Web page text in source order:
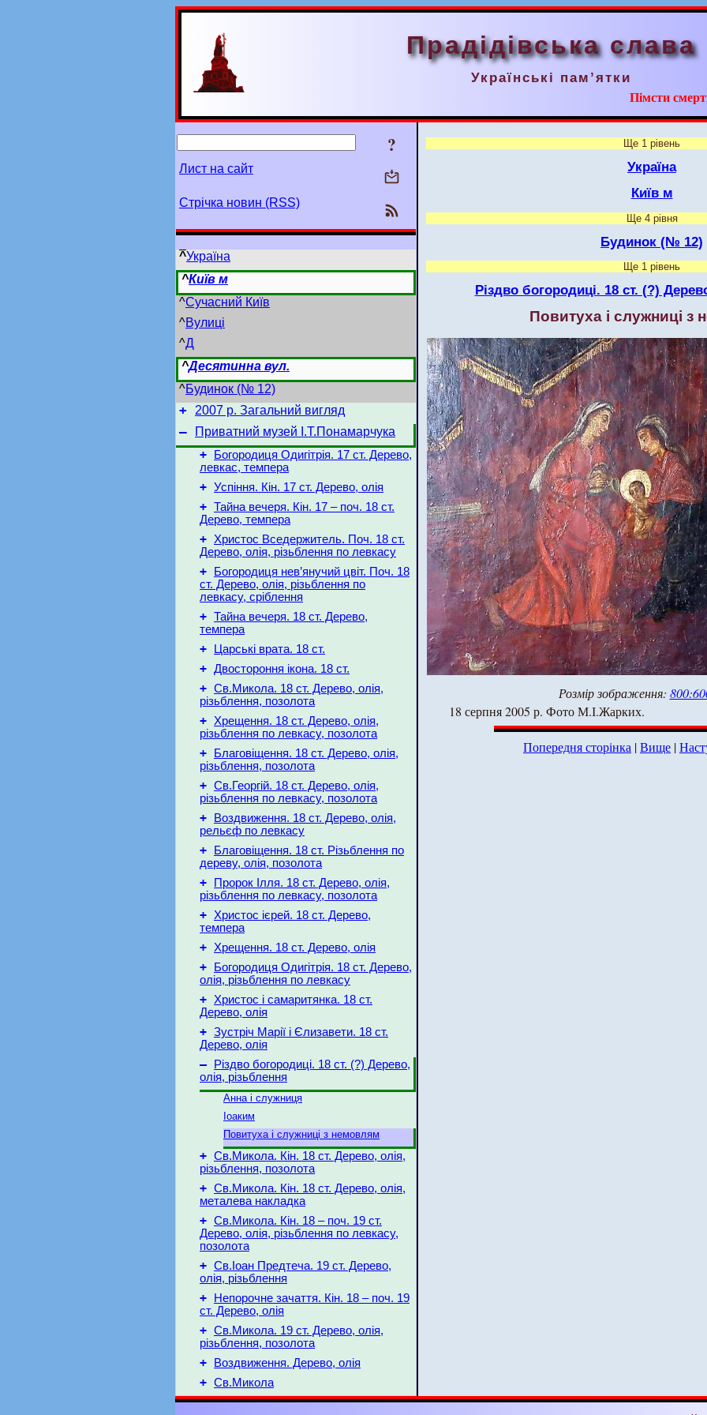
Прадідівська слава
Українські пам’ятки
Пімсти
?
Лист на сайт
Стрічка новин (RSS)
^Україна
^Київ м
^Сучасний Київ
^Вулиці
^Д
^Десятинна вул.
^Будинок (№ 12)
+ 2007 р. Загальний вигляд
–
Приватний музей І.Т.Понамарчука
+
Богородиця Одигітрія. 17 ст. Дерево,
левкас, темпера
+ Успіння. Кін. 17 ст. Дерево, олія
+ Тайна вечеря. Кін. 17 – поч. 18 ст.
Дерево, темпера
+
Христос Вседержитель. Поч. 18 ст.
Дерево, олія, різьблення по левкасу
+
Богородиця нев’янучий цвіт. Поч. 18
ст. Дерево, олія, різьблення по
левкасу, сріблення
+ Тайна вечеря. 18 ст. Дерево,
темпера
+ Царські врата. 18 ст.
+ Двостороння ікона. 18 ст.
+ Св.Микола. 18 ст. Дерево, олія,
різьблення, позолота
+
Хрещення. 18 ст. Дерево, олія,
різьблення по левкасу, позолота
+
Благовіщення. 18 ст. Дерево, олія,
різьблення, позолота
+ Св.Георгій. 18 ст. Дерево, олія,
різьблення по левкасу, позолота
+
Воздвиження. 18 ст. Дерево, олія,
рельєф по левкасу
+
Благовіщення. 18 ст. Різьблення по
дереву, олія, позолота
+
Пророк Ілля. 18 ст. Дерево, олія,
різьблення по левкасу, позолота
+
Христос ієрей. 18 ст. Дерево,
темпера
+ Хрещення. 18 ст. Дерево, олія
+
Богородиця Одигітрія. 18 ст. Дерево,
олія, різьблення по левкасу
+
Христос і самаритянка. 18 ст.
Дерево, олія
+ Зустріч Марії і Єлизавети. 18 ст.
Дерево, олія
–
Різдво богородиці. 18 ст. (?) Дерево,
олія, різьблення
Анна і служниця
Іоаким
Повитуха і служниці з немовлям
+ Св.Микола. Кін. 18 ст. Дерево, олія,
різьблення, позолота
+ Св.Микола. Кін. 18 ст. Дерево, олія,
металева накладка
+ Св.Микола. Кін. 18 – поч. 19 ст.
Дерево, олія, різьблення по левкасу,
позолота
+ Св.Іоан Предтеча. 19 ст. Дерево,
олія, різьблення
+
Непорочне зачаття. Кін. 18 – поч. 19
ст. Дерево, олія
+ Св.Микола. 19 ст. Дерево, олія,
різьблення, позолота
+ Воздвиження. Дерево, олія
+ Св.Микола
Ще 1 рівень
Україна
Київ м
Ще 4 рівня
Будинок (№ 12)
Ще 1 рівень
Різдво богородиці. 18 ст. (?)
Повитуха і служниці з
Розмір зображення:
18 серпня 2005 р. Фото М.І.Жарких.
Попередня сторінка |Вище |